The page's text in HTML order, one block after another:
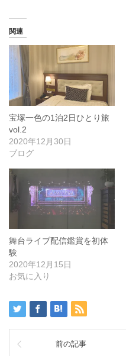
関連
宝塚一色の1泊2日ひとり旅
vol.2
2020年12月30日
ブログ
舞台ライブ配信鑑賞を初体
験
2020年12月15日
お気に入り
前の記事